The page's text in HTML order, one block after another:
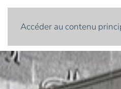
Accéder au contenu
Menu